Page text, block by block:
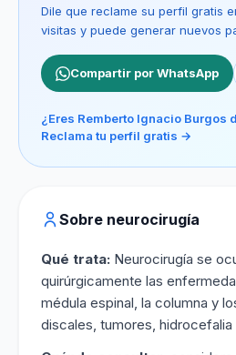
Dile que reclame su perfil gratis
visitas y puede generar nuevos
Compartir por WhatsApp
¿Eres Remberto Ignacio Burgos
Reclama tu perfil gratis →
Sobre neurocirugía
Qué trata: Neurocirugía se
quirúrgicamente las
médula espinal, la columna y
discales, tumores, hidrocefalia